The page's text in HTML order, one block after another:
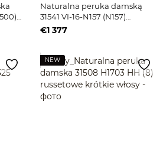
Naturalna peruka damską
31541 VI-16-N157 (N157)
Jasnoblond długie włosy
€1 377
NEW